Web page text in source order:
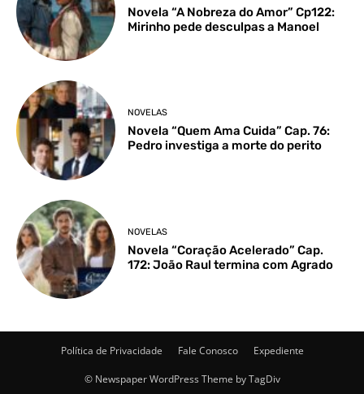
Novela “A Nobreza do Amor” Cp122:
Mirinho pede desculpas a Manoel
NOVELAS
Novela “Quem Ama Cuida” Cap. 76:
Pedro investiga a morte do perito
NOVELAS
Novela “Coração Acelerado” Cap.
172: João Raul termina com Agrado
Política de Privacidade Fale Conosco Expediente
© Newspaper WordPress Theme by TagDiv